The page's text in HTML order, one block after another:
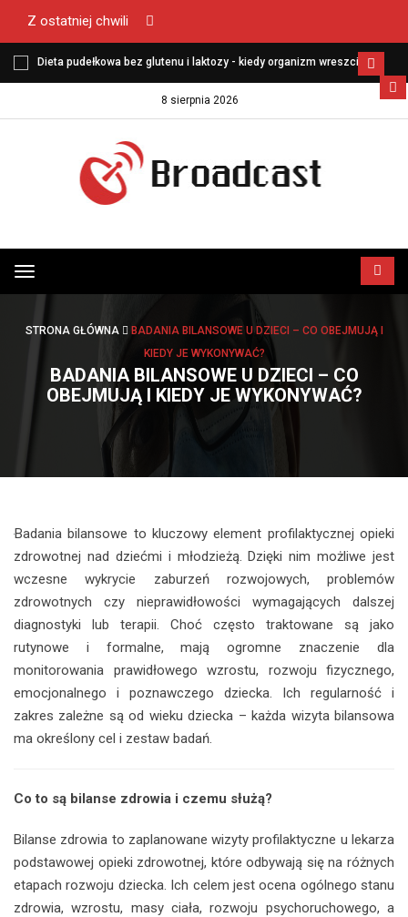
Z ostatniej chwili
Dieta pudełkowa bez glutenu i laktozy - kiedy organizm wreszcie
8 sierpnia 2026
Przełącz
menu
STRONA GŁÓWNA
BADANIA BILANSOWE U DZIECI – CO OBEJMUJĄ I
KIEDY JE WYKONYWAĆ?
BADANIA BILANSOWE U DZIECI – CO
OBEJMUJĄ I KIEDY JE WYKONYWAĆ?
Badania bilansowe to kluczowy element profilaktycznej opieki
zdrowotnej nad dziećmi i młodzieżą. Dzięki nim możliwe jest
wczesne wykrycie zaburzeń rozwojowych, problemów
zdrowotnych czy nieprawidłowości wymagających dalszej
diagnostyki lub terapii. Choć często traktowane są jako
rutynowe i formalne, mają ogromne znaczenie dla
monitorowania prawidłowego wzrostu, rozwoju fizycznego,
emocjonalnego i poznawczego dziecka. Ich regularność i
zakres zależne są od wieku dziecka – każda wizyta bilansowa
ma określony cel i zestaw badań.
Co to są bilanse zdrowia i czemu służą?
Bilanse zdrowia to zaplanowane wizyty profilaktyczne u lekarza
podstawowej opieki zdrowotnej, które odbywają się na różnych
etapach rozwoju dziecka. Ich celem jest ocena ogólnego stanu
zdrowia, wzrostu, masy ciała, rozwoju psychoruchowego, a